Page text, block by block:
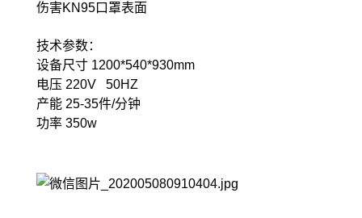
伤害KN95口罩表面
技术参数：
设备尺寸 1200*540*930mm
电压 220V 50HZ
产能 25-35件/分钟
功率 350w